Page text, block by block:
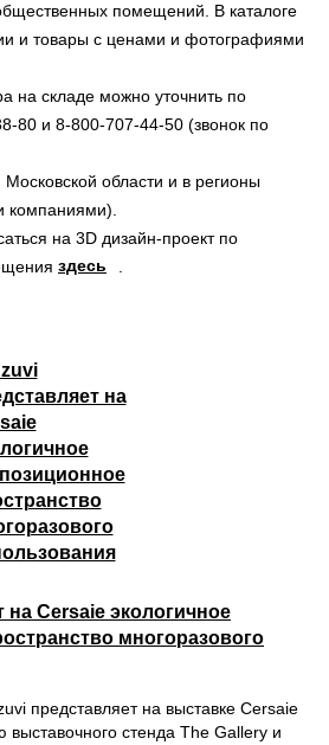
помещений. В каталоге
и товары с ценами и фотографиями
на складе можно уточнить по
80 и 8-800-707-44-50 (звонок по
области и в регионы
компаниями).
на 3D дизайн-проект по
здесь
на Cersaie экологичное
многоразового
представляет на выставке Cersaie
выставочного стенда The Gallery и